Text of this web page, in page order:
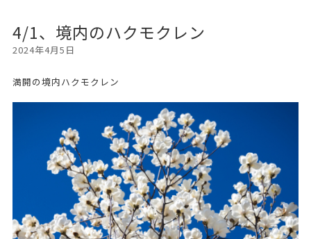
4/1、境内のハクモクレン
2024年4月5日
満開の境内ハクモクレン